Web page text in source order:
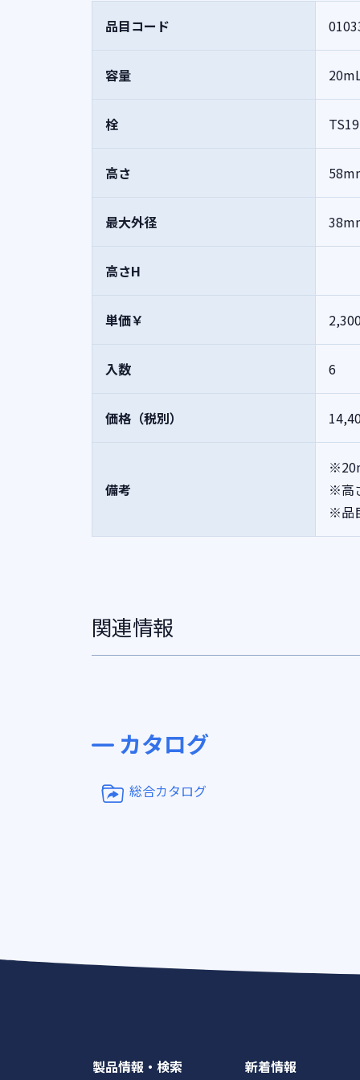
品目コード
容量
栓 TS19
高さ
最大外径
高さH
単価￥
入数 6
価格（税別）
備考
※高
※品
関連情報
カタログ
総合カタログ
製品情報・検索 新着情報